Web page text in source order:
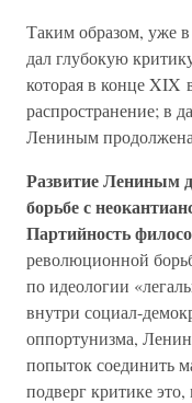
Таким образом, уже
дал глубокую
которая в конце XIX
распространение; в
Лениным
Развитие Лениным
борьбе с
Партийность
революционной
по идеологии
внутри социал-
оппортунизма,
попыток соединить
подверг критике